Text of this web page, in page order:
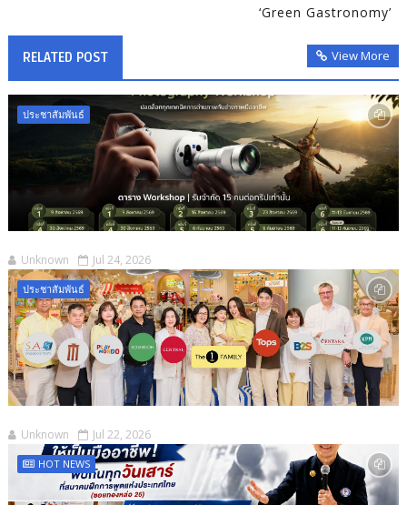
‘Green Gastronomy’
RELATED POST View More
ประชาสัมพันธ์
Unknown Jul 24, 2026
ประชาสัมพันธ์
Unknown Jul 22, 2026
HOT NEWS